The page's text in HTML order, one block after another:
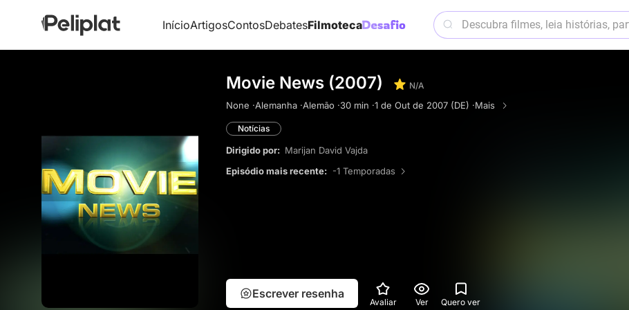
InícioArtigosContosDebatesFilmoteca
Movie News (2007) N/A
None ·Alemanha ·Alemão ·30 min ·1 de Out de 2007 (DE) ·Mais
Notícias
Dirigido por: Marijan David Vajda
Episódio mais recente: -1 Temporadas
Escrever resenha
Avaliar Ver Quero ver